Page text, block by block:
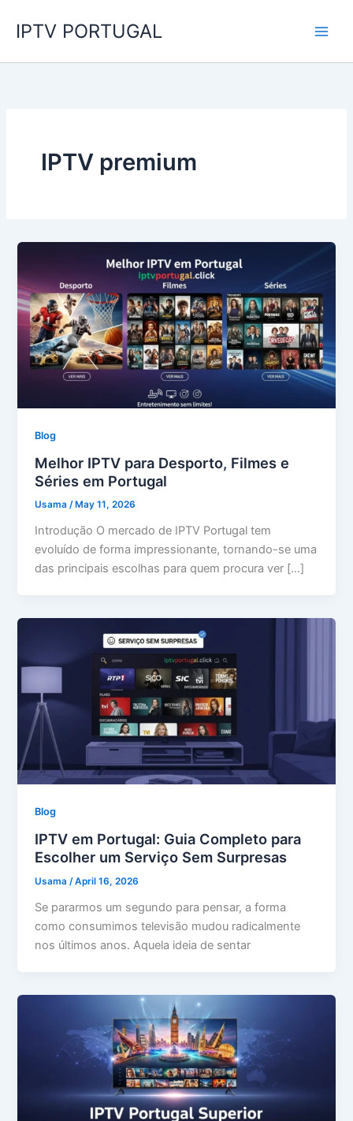
IPTV PORTUGAL
IPTV premium
Blog
Melhor IPTV para Desporto, Filmes e
Séries em Portugal
Usama/ May 11, 2026
Introdução O mercado de IPTV Portugal tem
evoluído de forma impressionante, tornando-se uma
das principais escolhas para quem procura ver […]
Blog
IPTV em Portugal: Guia Completo para
Escolher um Serviço Sem Surpresas
Usama /April 16, 2026
Se pararmos um segundo para pensar, a forma
como consumimos televisão mudou radicalmente
nos últimos anos. Aquela ideia de sentar